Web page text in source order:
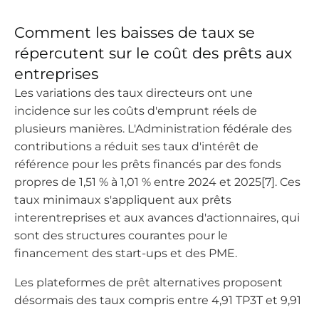
Comment les baisses de taux se
répercutent sur le coût des prêts aux
entreprises
Les variations des taux directeurs ont une
incidence sur les coûts d'emprunt réels de
plusieurs manières. L'Administration fédérale des
contributions a réduit ses taux d'intérêt de
référence pour les prêts financés par des fonds
propres de 1,51 % à 1,01 % entre 2024 et 2025[7]. Ces
taux minimaux s'appliquent aux prêts
interentreprises et aux avances d'actionnaires, qui
sont des structures courantes pour le
financement des start-ups et des PME.
Les plateformes de prêt alternatives proposent
désormais des taux compris entre 4,91 TP3T et 9,91